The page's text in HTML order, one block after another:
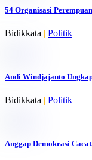
54 Organisasi
Bidikkata | Politik
Andi Windjajanto
Bidikkata | Politik
Anggap Demokrasi